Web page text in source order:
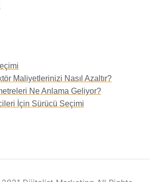
Maliyetlerinizi Nasıl Azaltır?
Ne Anlama Geliyor?
İçin Sürücü Seçimi